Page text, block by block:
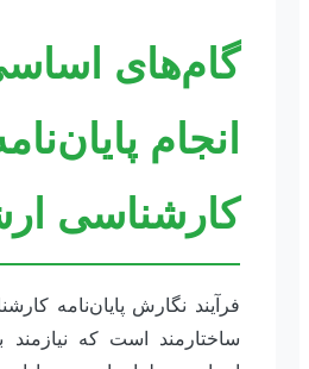
گام‌های
انجام پایان‌نامه
کارشناسی
فرآیند نگارش پایان‌نامه
ساختارمند است که نیازمند